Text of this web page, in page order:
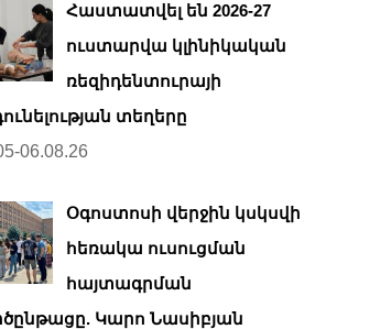
Հաստատվել են 2026-27
ուստարվա կլինիկական
ռեզիդենտուրայի
տեղերը
06.08.26
Օգոստոսի վերջին կսկսվի
հեռակա ուսուցման
հայտագրման
Կարո Նասիբյան